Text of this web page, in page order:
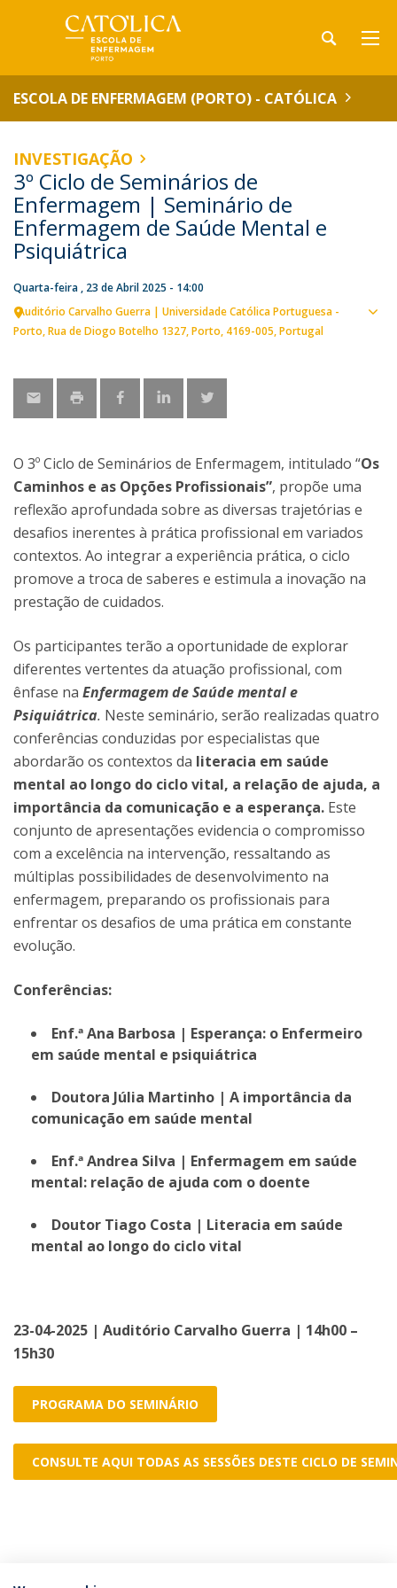
ESCOLA DE ENFERMAGEM (PORTO) - CATÓLICA
INVESTIGAÇÃO
3º Ciclo de Seminários de
Enfermagem | Seminário de
Enfermagem de Saúde Mental e
Psiquiátrica
Quarta-feira , 23 de Abril 2025 - 14:00
Auditório Carvalho Guerra | Universidade Católica Portuguesa -
Porto Rua de Diogo Botelho 1327 Porto 4169-005 Portugal
O 3º Ciclo de Seminários de Enfermagem, intitulado “Os
Caminhos e as Opções Profissionais”, propõe uma
reflexão aprofundada sobre as diversas trajetórias e
desafios inerentes à prática profissional em variados
contextos. Ao integrar a experiência prática, o ciclo
promove a troca de saberes e estimula a inovação na
prestação de cuidados.
Os participantes terão a oportunidade de explorar
diferentes vertentes da atuação profissional, com
ênfase na Enfermagem de Saúde mental e
Psiquiátrica. Neste seminário, serão realizadas quatro
conferências conduzidas por especialistas que
abordarão os contextos da literacia em saúde
mental ao longo do ciclo vital, a relação de ajuda, a
importância da comunicação e a esperança. Este
conjunto de apresentações evidencia o compromisso
com a excelência na intervenção, ressaltando as
múltiplas possibilidades de desenvolvimento na
enfermagem, preparando os profissionais para
enfrentar os desafios de uma prática em constante
evolução.
Conferências:
Enf.ª Ana Barbosa | Esperança: o Enfermeiro
em saúde mental e psiquiátrica
Doutora Júlia Martinho | A importância da
comunicação em saúde mental
Enf.ª Andrea Silva | Enfermagem em saúde
mental: relação de ajuda com o doente
Doutor Tiago Costa | Literacia em saúde
mental ao longo do ciclo vital
23-04-2025 | Auditório Carvalho Guerra | 14h00 –
15h30
PROGRAMA DO SEMINÁRIO
CONSULTE AQUI TODAS AS SESSÕES DESTE CICLO DE